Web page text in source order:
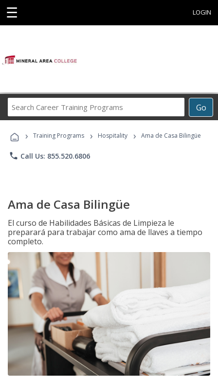
☰ LOGIN
Go
Career
Programs
› Training Programs › Hospitality › Ama de Casa Bilingüe
phone Call Us: 855.520.6806
Ama de Casa Bilingüe
El curso de Habilidades Básicas de Limpieza le
preparará para trabajar como ama de llaves a tiempo
completo.